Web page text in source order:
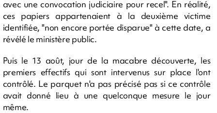
avec une convocation judiciaire pour recel". En réalité,
ces papiers appartenaient à la deuxième victime
identifiée, "non encore portée disparue" à cette date, a
révélé le ministère public.
Puis le 13 août, jour de la macabre découverte, les
premiers effectifs qui sont intervenus sur place l'ont
contrôlé. Le parquet n'a pas précisé pas si ce contrôle
avait donné lieu à une quelconque mesure le jour
même.